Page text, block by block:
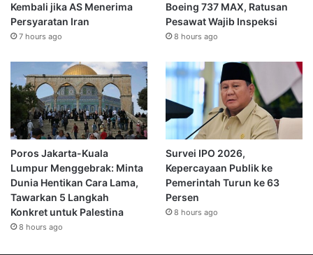
Kembali jika AS Menerima
Persyaratan Iran
7 hours ago
Boeing 737 MAX, Ratusan
Pesawat Wajib Inspeksi
8 hours ago
Poros Jakarta-Kuala
Lumpur Menggebrak: Minta
Dunia Hentikan Cara Lama,
Tawarkan 5 Langkah
Konkret untuk Palestina
8 hours ago
Survei IPO 2026,
Kepercayaan Publik ke
Pemerintah Turun ke 63
Persen
8 hours ago